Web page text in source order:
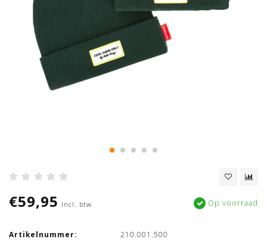
€59,95 Incl. btw Op voorraad
Artikelnummer:
210.001.500